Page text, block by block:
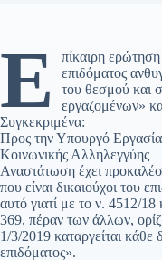
Ε
πίκαιρη
επιδόματος
του θεσμού και
εργαζομένων»
Συγκεκριμένα:
Προς την Υπουργό
Κοινωνικής Αλληλεγγύης
Αναστάτωση έχει
που είναι δικαιούχοι του
αυτό γιατί με το ν. 4512/
369, πέραν των άλλων,
1/3/2019 καταργείται κάθε
επιδόματος».